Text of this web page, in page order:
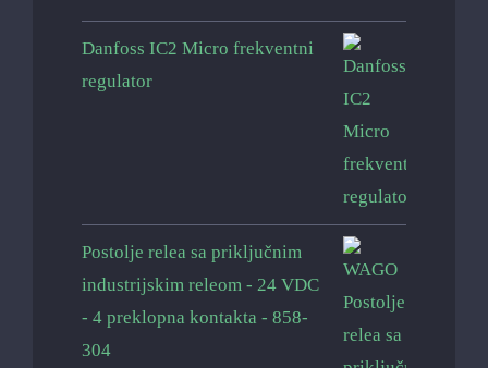
Danfoss IC2 Micro frekventni
regulator
Postolje relea sa priključnim
industrijskim releom - 24 VDC
- 4 preklopna kontakta - 858-
304